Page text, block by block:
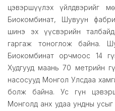
цэвэршүүлэх үйлдвэрийг
Биокомбинат, Шувуун
шинэ эх үүсвэрийн
гаргаж тоноглож байна.
Биокомбинат орчмоос 14
Худгууд маань 70 метрийн
насосууд Монгол Улсдаа
болж байна. Ус гүн
Монголд анх удаа ундны